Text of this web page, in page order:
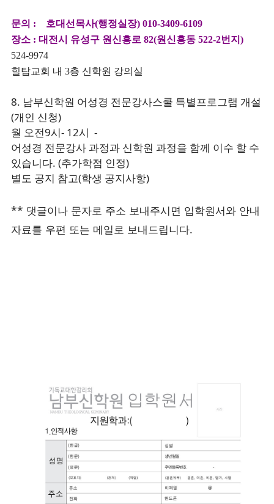
문의 : 호대선목사(행정실장) 010-3409-6109
장소 : 대전시 유성구 원신흥로 82(원신흥동 522-2번지)
524-9974
힐탑교회 내 3층 신학원 강의실
8. 남부신학원 어성경 전문강사스쿨 특별프로그램 개설
(개인 신청)
월 오전9시- 12시 -
어성경 전문강사 과정과 신학원 과정을 함께 이수 할 수
있습니다. (추가학점 인정)
별도 공지 참고(학생 공지사항)
** 댓글이나 문자로 주소 보내주시면 입학원서와 안내
자료를 우편 또는 메일로 보내드립니다.